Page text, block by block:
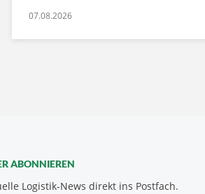
07.08.2026
ABONNIEREN
Logistik-News direkt ins Postfach.